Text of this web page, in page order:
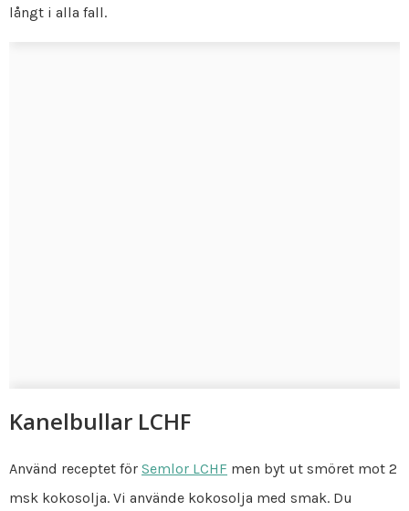
långt i alla fall.
Kanelbullar LCHF
Använd receptet för Semlor LCHF men byt ut smöret mot 2
msk kokosolja. Vi använde kokosolja med smak. Du